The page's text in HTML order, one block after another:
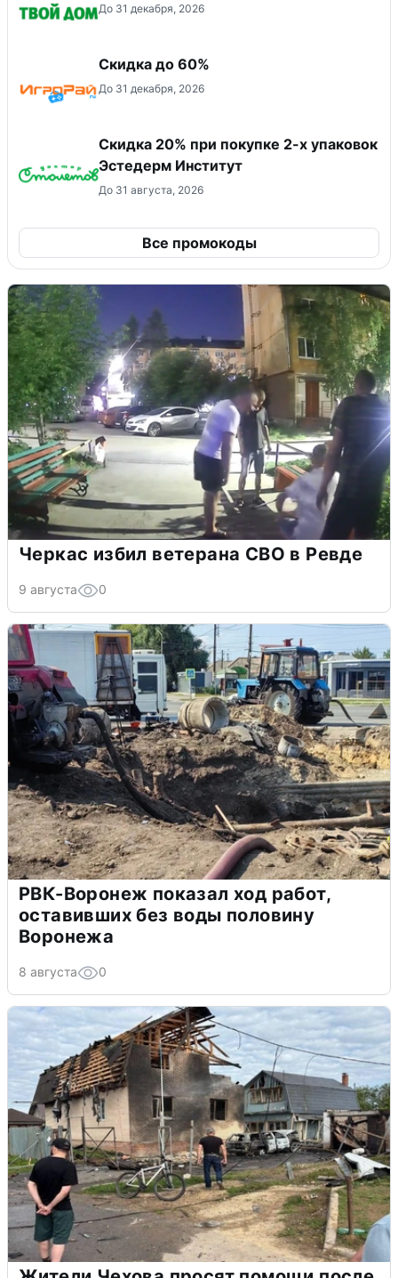
До 31 декабря, 2026
Скидка до 60%
До 31 декабря, 2026
Скидка 20% при покупке 2-х упаковок
Эстедерм Институт
До 31 августа, 2026
Все промокоды
Черкас избил ветерана СВО в Ревде
9 августа 0
РВК-Воронеж показал ход работ,
оставивших без воды половину
Воронежа
8 августа 0